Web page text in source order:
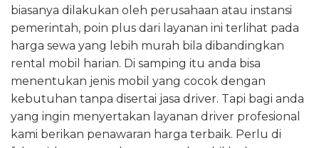
biasanya dilakukan oleh perusahaan atau instansi
pemerintah, poin plus dari layanan ini terlihat pada
harga sewa yang lebih murah bila dibandingkan
rental mobil harian. Di samping itu anda bisa
menentukan jenis mobil yang cocok dengan
kebutuhan tanpa disertai jasa driver. Tapi bagi anda
yang ingin menyertakan layanan driver profesional
kami berikan penawaran harga terbaik. Perlu di